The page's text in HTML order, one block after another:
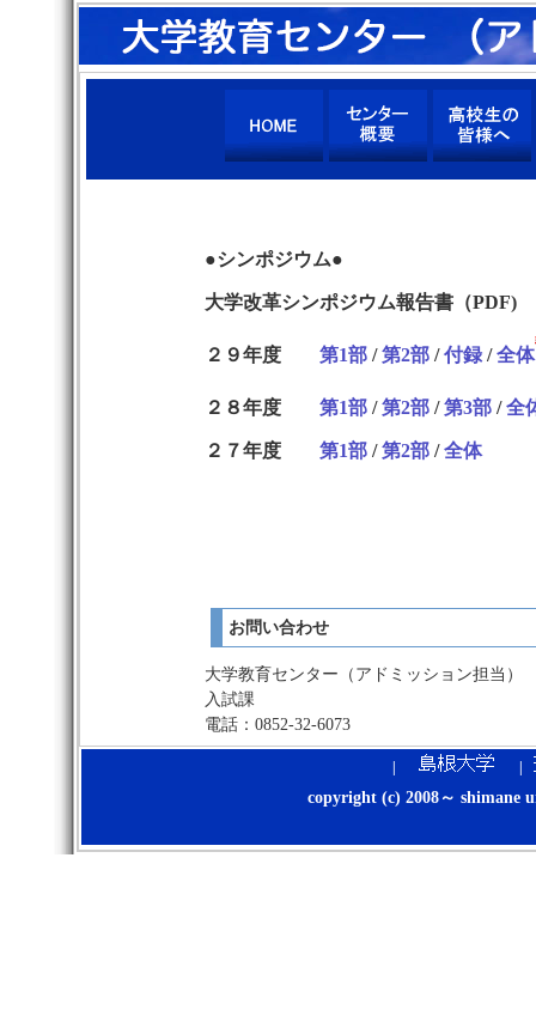
●シンポジウム●
大学改革シンポジウム報告書（PDF)
２９年度 第1部 /第2部 /付録 /全体
２８年度 第1部 /第2部 /第3部 /全
２７年度 第1部 /第2部 /全体
お問い合わせ
大学教育センター（アドミッション担当）
入試課
電話 ：0852-32-6073
copyright (c) 2008～ shimane